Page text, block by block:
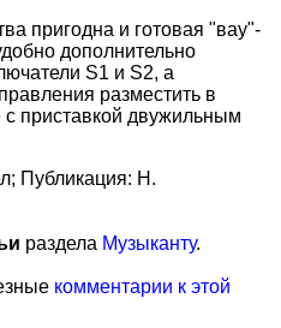
пригодна и готовая "вау"-
дополнительно
S1 и S2, а
разместить в
приставкой двужильным
Публикация: Н.
раздела Музыканту.
комментарии к этой